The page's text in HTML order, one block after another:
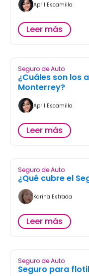
April Escamilla
Leer más
Seguro de Auto
¿Cuáles son los
Monterrey?
April Escamilla
Leer más
Seguro de Auto
¿Qué cubre el
Karina Estrada
Leer más
Seguro de Auto
Seguro para